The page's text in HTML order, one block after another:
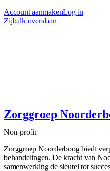
Account aanmakenLog in
Zijbalk overslaan
Zorggroep
Non-profit
Zorggroep Noorderboog biedt
behandelingen. De kracht van
samenwerking de sleutel tot